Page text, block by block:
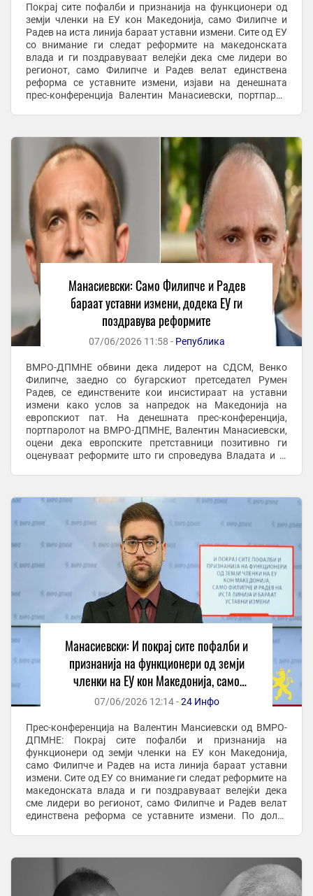
Покрај сите пофалби и признанија на функционери од
земји членки на ЕУ кон Македонија, само Филипче и
Радев на иста линија бараат уставни измени. Сите од ЕУ
со внимание ги следат реформите на македонската
влада и ги поздравуваат велејќи дека сме лидери во
регионот, само Филипче и Радев велат единствена
реформа се уставните измени, изјави на денешната
прес-конференција Валентин Манасиевски, портпарол
Манасиевски: Само Филипче и Радев
бараат уставни измени, додека ЕУ ги
поздравува реформите
07/06/2026 11:58 - Република
ВМРО-ДПМНЕ обвини дека лидерот на СДСМ, Венко
Филипче, заедно со бугарскиот претседател Румен
Радев, се единствените кои инсистираат на уставни
измени како услов за напредок на Македонија на
европскиот пат. На денешната прес-конференција,
портпаролот на ВМРО-ДПМНЕ, Валентин Манасиевски,
оцени дека европските претставници позитивно ги
оценуваат реформите што ги спроведува Владата и ја
Манасиевски: И покрај сите пофалби и
признанија на функционери од земји
членки на ЕУ кон Македонија, само
Филипче и Радев на иста линија и бараат
07/06/2026 12:14 -24 Инфо
Прес-конференција на Валентин Мансиевски од ВМРО-
ДПМНЕ: Покрај сите пофалби и признанија на
функционери од земји членки на ЕУ кон Македонија,
само Филипче и Радев на иста линија бараат уставни
измени. Сите од ЕУ со внимание ги следат реформите на
македонската влада и ги поздравуваат велејќи дека
сме лидери во регионот, само Филипче и Радев велат
единствена реформа се уставните измени. По долго